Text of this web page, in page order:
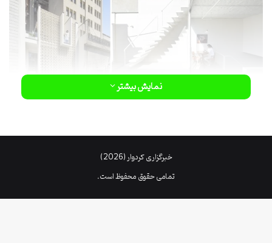
بررسی پلان معماری:
با نقشه خانه سه خوابه ساده و در عین حال بدون پرتی فضا مواجه
نمایش بیشتر
خبرگزاری کردوار (2026)
تمامی حقوق محفوظ است.